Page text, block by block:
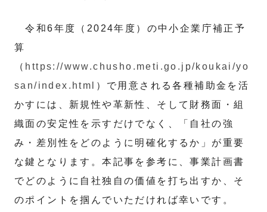
令和6年度（2024年度）の中小企業庁補正予
算
（ https://www.chusho.meti.go.jp/koukai/yo
san/index.html
）で用意される各種補助金を活
かすには、新規性や革新性、そして財務面・組
織面の安定性を示すだけでなく、「自社の強
み・差別性をどのように明確化するか」が重要
な鍵となります。本記事を参考に、事業計画書
でどのように自社独自の価値を打ち出すか、そ
のポイントを掴んでいただければ幸いです。